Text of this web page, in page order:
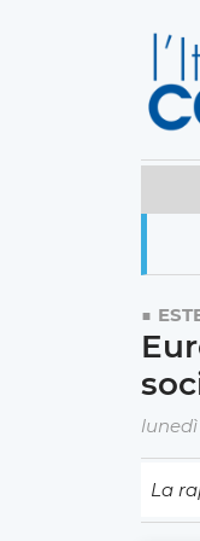
La